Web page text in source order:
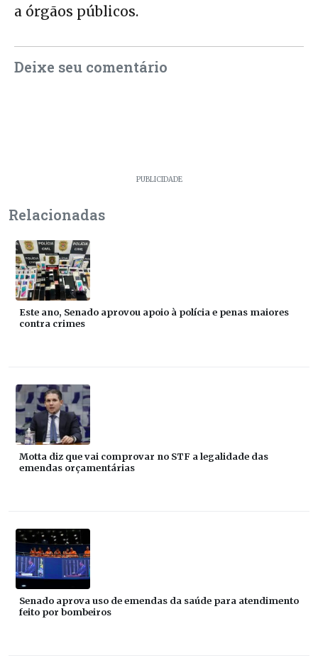
a órgãos públicos.
Deixe seu comentário
PUBLICIDADE
Relacionadas
Este ano, Senado aprovou apoio à polícia e penas maiores
contra crimes
Motta diz que vai comprovar no STF a legalidade das
emendas orçamentárias
Senado aprova uso de emendas da saúde para atendimento
feito por bombeiros